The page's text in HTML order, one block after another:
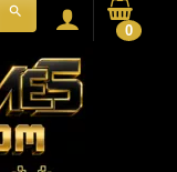
search
0